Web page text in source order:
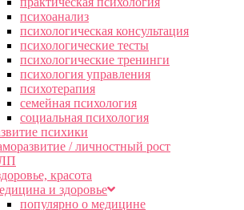
психоанализ
психологическая консультация
психологические тесты
психологические тренинги
психология управления
психотерапия
семейная психология
социальная психология
психики
/ личностный рост
красота
и здоровье
популярно о медицине